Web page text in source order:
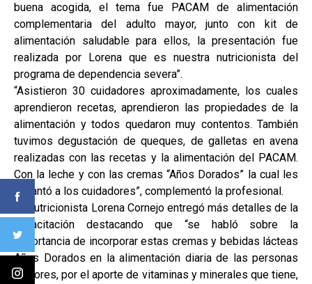
buena acogida, el tema fue PACAM de alimentación
complementaria del adulto mayor, junto con kit de
alimentación saludable para ellos, la presentación fue
realizada por Lorena que es nuestra nutricionista del
programa de dependencia severa”.
“Asistieron 30 cuidadores aproximadamente, los cuales
aprendieron recetas, aprendieron las propiedades de la
alimentación y todos quedaron muy contentos. También
tuvimos degustación de queques, de galletas en avena
realizadas con las recetas y la alimentación del PACAM.
Con la leche y con las cremas “Años Dorados” la cual les
encantó a los cuidadores”, complementó la profesional.
La nutricionista Lorena Cornejo entregó más detalles de la
capacitación destacando que “se habló sobre la
importancia de incorporar estas cremas y bebidas lácteas
Años Dorados en la alimentación diaria de las personas
mayores, por el aporte de vitaminas y minerales que tiene,